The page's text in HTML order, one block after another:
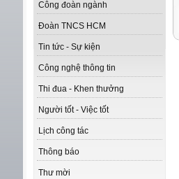
Công đoàn ngành
Đoàn TNCS HCM
Tin tức - Sự kiện
Công nghệ thông tin
Thi đua - Khen thưởng
Người tốt - Việc tốt
Lịch công tác
Thông báo
Thư mời